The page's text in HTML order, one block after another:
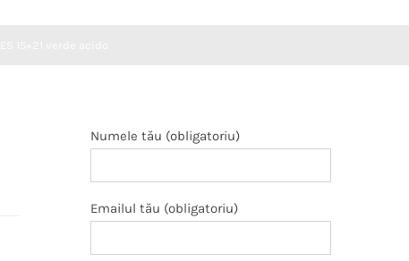
Numele tău (obligatoriu)
Emailul tău (obligatoriu)